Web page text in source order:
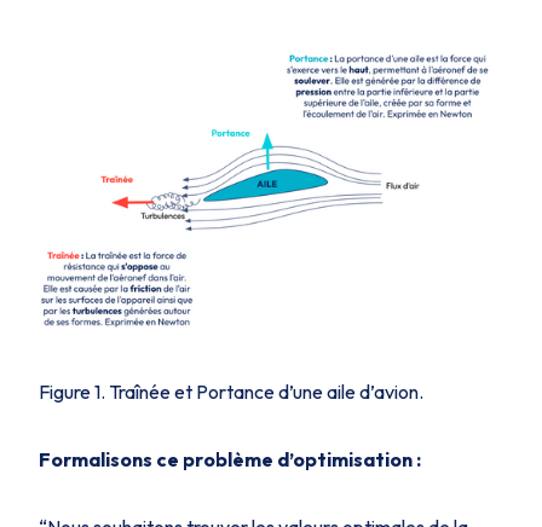
Figure 1. Traînée et Portance d’une aile d’avion.
Formalisons ce problème d’optimisation :